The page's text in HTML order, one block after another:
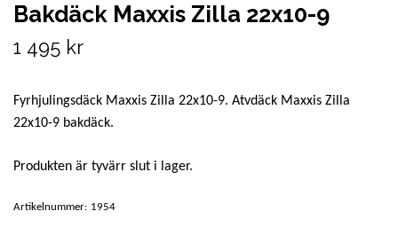
Bakdäck Maxxis Zilla 22x10-9
1 495 kr
Fyrhjulingsdäck Maxxis Zilla 22x10-9. Atvdäck Maxxis Zilla
22x10-9 bakdäck.
Produkten är tyvärr slut i lager.
Artikelnummer: 1954